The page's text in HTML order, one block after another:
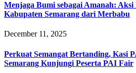
Menjaga Bumi sebagai Amanah: Aksi
Kabupaten Semarang dari Merbabu
December 11, 2025
Perkuat Semangat Bertanding, Kasi
Semarang Kunjungi Peserta PAI Fair